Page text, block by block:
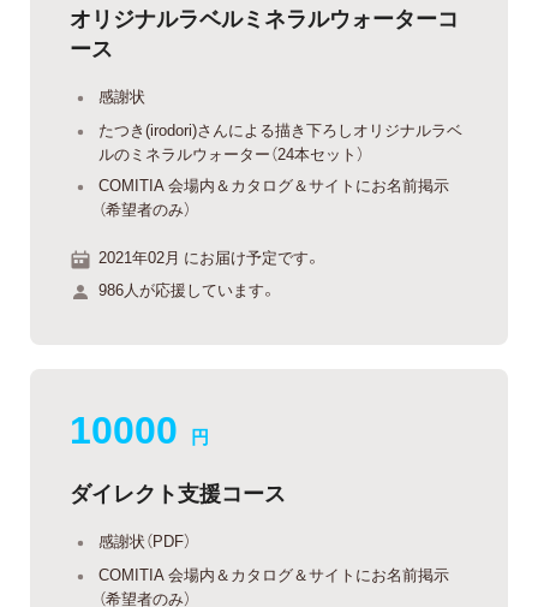
オリジナルラベルミネラルウォーターコ
ース
感謝状
たつき(irodori)さんによる描き下ろしオリジナルラベ
ルのミネラルウォーター（24本セット）
COMITIA 会場内＆カタログ＆サイトにお名前掲示
（希望者のみ）
2021年02月 にお届け予定です。
986人が応援しています。
10000 円
ダイレクト支援コース
感謝状（PDF）
COMITIA 会場内＆カタログ＆サイトにお名前掲示
（希望者のみ）